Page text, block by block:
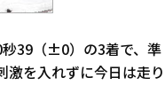
秒39（±0）の3着で、準
激を入れずに今日は走り